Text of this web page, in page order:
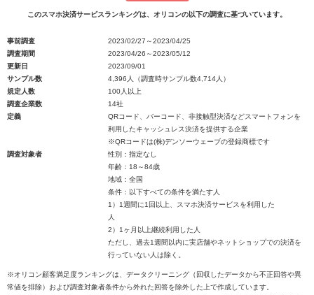
このスマホ決済サービスランキングは、オリコンの以下の調査に基づいています。
事前調査
2023/02/27～2023/04/25
調査期間
2023/04/26～2023/05/12
更新日
2023/09/01
サンプル数
4,396人（調査時サンプル数4,714人）
規定人数
100人以上
調査企業数
14社
定義
QRコード、バーコード、非接触型決済などスマートフォンを
利用したキャッシュレス決済を提供する企業
※QRコードは(株)デンソーウェーブの登録商標です
調査対象者
性別：指定なし
年齢：18～84歳
地域：全国
条件：以下すべての条件を満たす人
1）1週間に1回以上、スマホ決済サービスを利用した
人
2）1ヶ月以上継続利用した人
ただし、過去1週間以内に実店舗やネットショップでの決済を
行っていない人は除く。
※オリコン顧客満足度ランキングは、データクリーニング（回収したデータから不正回答や異
常値を排除）および調査対象者条件から外れた回答を除外した上で作成しています。